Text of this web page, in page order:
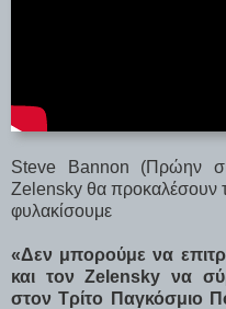
Steve Bannon (Πρώην
Zelensky θα προκαλέσουν
φυλακίσουμε
«Δεν μπορούμε να
και τον Zelensky να
στον Τρίτο Παγκόσμιο